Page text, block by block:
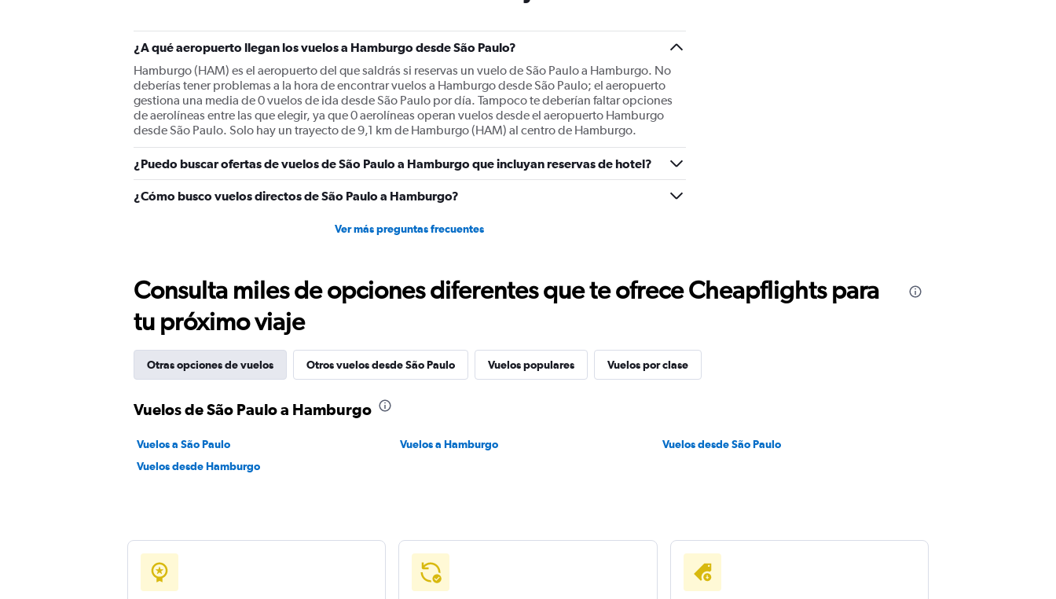
axis
displaying
values.
Range:
0
to
2400.
Y
displaying
values.
Range:
0
to
1500.
¿A qué aeropuerto llegan los vuelos a Hamburgo desde São Paulo?
Hamburgo (HAM) es el aeropuerto del que saldrás si reservas un vuelo de São Paulo a Hamburgo. No
deberías tener problemas a la hora de encontrar vuelos a Hamburgo desde São Paulo; el aeropuerto
gestiona una media de 0 vuelos de ida desde São Paulo por día. Tampoco te deberían faltar opciones
de aerolíneas entre las que elegir, ya que 0 aerolíneas operan vuelos desde el aeropuerto Hamburgo
desde São Paulo. Solo hay un trayecto de 9,1 km de Hamburgo (HAM) al centro de Hamburgo.
¿Puedo buscar ofertas de vuelos de São Paulo a Hamburgo que incluyan reservas de hotel?
¿Cómo busco vuelos directos de São Paulo a Hamburgo?
Ver más preguntas frecuentes
Consulta miles de opciones diferentes que te ofrece Cheapflights para
tu próximo viaje
Otras opciones de vuelos Otros vuelos desde São Paulo Vuelos populares Vuelos por clase
Vuelos de São Paulo a Hamburgo
Vuelos a São Paulo Vuelos a Hamburgo
Vuelos desde São Paulo
Vuelos desde Hamburgo